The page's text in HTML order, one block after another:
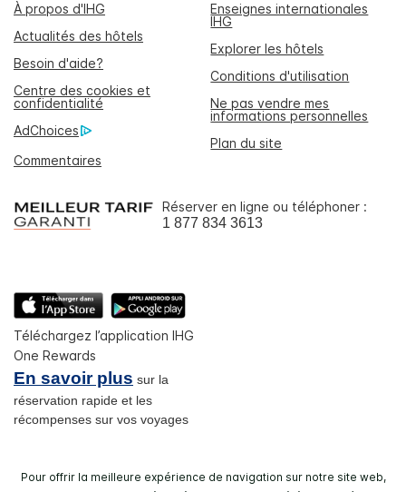
À propos d'IHG
Enseignes internationales
IHG
Actualités des hôtels
Explorer les hôtels
Besoin d'aide?
Conditions d'utilisation
Centre des cookies et
confidentialité
Ne pas vendre mes
informations personnelles
AdChoices
Plan du site
Commentaires
Réserver en ligne ou téléphoner :
1 877 834 3613
Téléchargez l’application IHG
One Rewards
En savoir plus sur la
réservation rapide et les
récompenses sur vos voyages
Pour offrir la meilleure expérience de navigation sur notre site web,